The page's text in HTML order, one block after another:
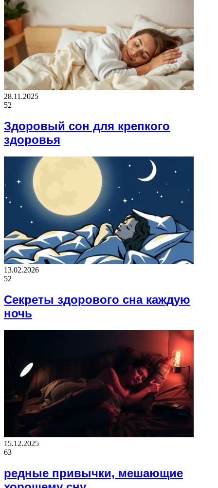
28.11.2025
52
Здоровый сон для крепкого
здоровья
13.02.2026
52
Секреты здорового сна каждую
ночь
15.12.2025
63
редные привычки, мешающие